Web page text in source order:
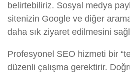
belirtebiliriz. Sosyal medya
sitenizin Google ve diğer
daha sık ziyaret edilmesini
Profesyonel SEO hizmeti bir
düzenli çalışma gerektirir.